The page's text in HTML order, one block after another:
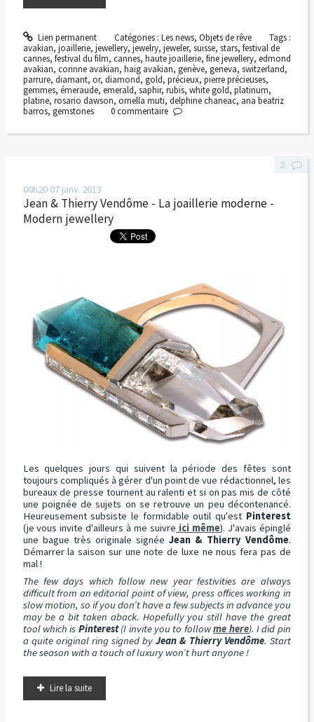
Lien permanent Catégories : Les news, Objets de rêve
Tags :
avakian, joaillerie, jewellery, jewelry, jeweler, suisse, stars, festival de
cannes, festival du film, cannes, haute joaillerie, fine jewellery, edmond
avakian, corinne avakian, haig avakian, genève, geneva, switzerland,
parrure, diamant, or, diamond, gold, précieux, pierre précieuses,
gemmes, émeraude, emerald, saphir, rubis, white gold, platinum,
platine, rosario dawson, ornella muti, delphine chaneac, ana beatriz
barros, gemstones 0commentaire
00h20 07 janv. 2013
Jean & Thierry Vendôme - La joaillerie moderne -
Modern jewellery
Les quelques jours qui suivent la période des fêtes sont
toujours compliqués à gérer d'un point de vue rédactionnel, les
bureaux de presse tournent au ralenti et si on pas mis de côté
une poignée de sujets on se retrouve un peu décontenancé.
Heureusement subsiste le formidable outil qu'est Pinterest
(je vous invite d'ailleurs à me suivre ici même). J'avais épinglé
une bague très originale signée Jean & Thierry Vendôme.
Démarrer la saison sur une note de luxe ne nous fera pas de
mal !
The few days which follow new year festivities are always
difficult from an editorial point of view, press offices working in
slow motion, so if you don’t have a few subjects in advance you
may be a bit taken aback. Hopefully you still have the great
tool which is Pinterest(I invite you to followme here). I did pin
a quite original ring signed byJean & Thierry Vendôme. Start
the season with a touch of luxury won’t hurt anyone !
Lire la suite
2